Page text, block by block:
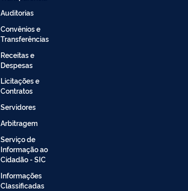
Auditorias
Convênios e
Transferências
Receitas e
Despesas
Licitações e
Contratos
Servidores
Arbitragem
Serviço de
Informação ao
Cidadão - SIC
Informações
Classificadas